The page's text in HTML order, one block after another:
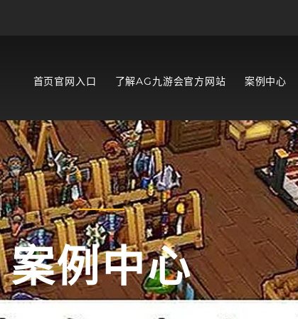
首页官网入口 了解AG九游会官方网站 案例中心
案例中心